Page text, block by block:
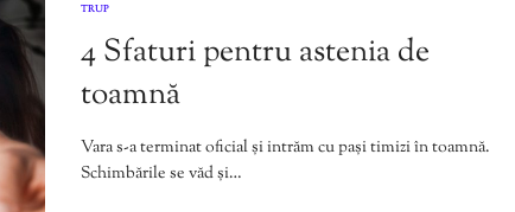
TRUP
4 Sfaturi pentru astenia de
toamnă
Vara s-a terminat oficial și intrăm cu pași timizi în toamnă.
Schimbările se văd și…